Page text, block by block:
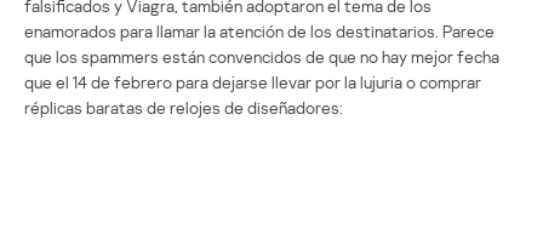
falsificados y Viagra, también adoptaron el tema de los
enamorados para llamar la atención de los destinatarios. Parece
que los spammers están convencidos de que no hay mejor fecha
que el 14 de febrero para dejarse llevar por la lujuria o comprar
réplicas baratas de relojes de diseñadores: